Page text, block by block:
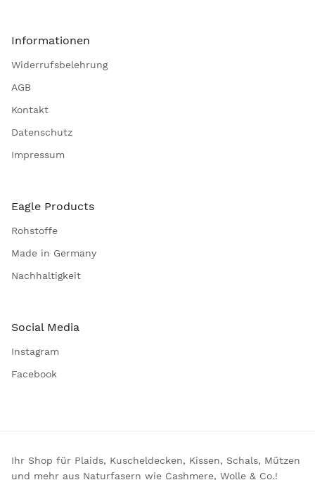
Informationen
Widerrufsbelehrung
AGB
Kontakt
Datenschutz
Impressum
Eagle Products
Rohstoffe
Made in Germany
Nachhaltigkeit
Social Media
Instagram
Facebook
Ihr Shop für Plaids, Kuscheldecken, Kissen, Schals, Mützen
und mehr aus Naturfasern wie Cashmere, Wolle & Co.!